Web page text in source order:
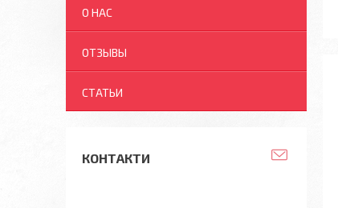
О НАС
ОТЗЫВЫ
СТАТЬИ
КОНТАКТИ